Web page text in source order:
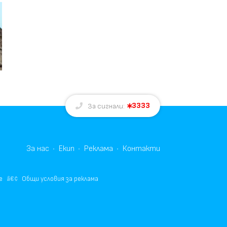
За сигнали: 3333
За нас Екип Реклама Контакти
Общи условия за реклама